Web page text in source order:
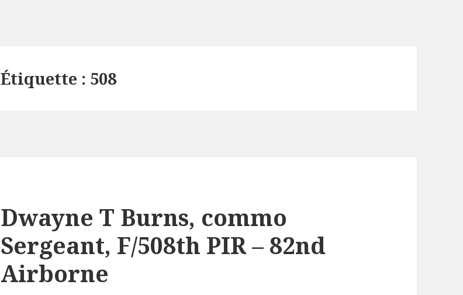
Étiquette : 508
Dwayne T Burns, commo
Sergeant, F/508th PIR – 82nd
Airborne